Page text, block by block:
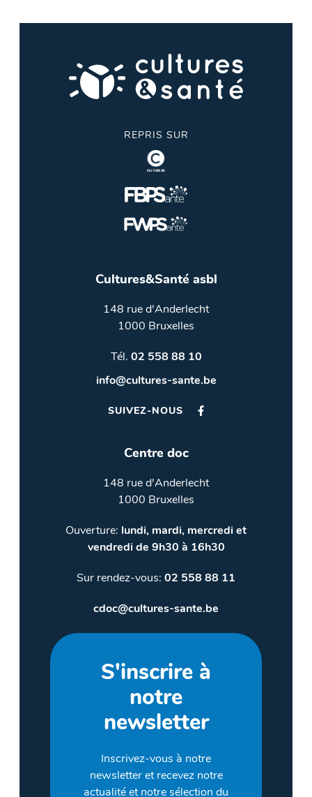
REPRIS SUR
Cultures&Santé asbl
148 rue d'Anderlecht
1000 Bruxelles
Tél. 02 558 88 10
info@cultures-sante.be
SUIVEZ-NOUS
Centre doc
148 rue d'Anderlecht
1000 Bruxelles
Ouverture: lundi, mardi, mercredi et
vendredi de 9h30 à 16h30
Sur rendez-vous: 02 558 88 11
cdoc@cultures-sante.be
S'inscrire à
notre
newsletter
Inscrivez-vous à notre
newsletter et recevez notre
actualité et notre sélection du